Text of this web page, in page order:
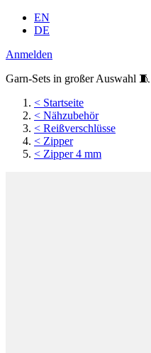
EN
DE
Anmelden
Garn-Sets in großer Auswahl 🧵
< Startseite
< Nähzubehör
< Reißverschlüsse
< Zipper
< Zipper 4 mm